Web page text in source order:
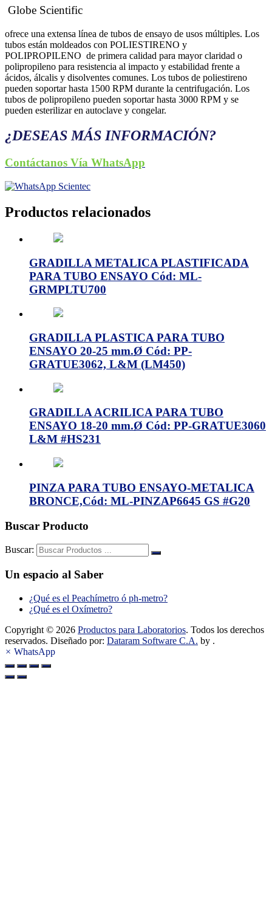
Globe Scientific
ofrece una extensa línea de tubos de ensayo de usos múltiples. Los
tubos están moldeados con POLIESTIRENO y
POLIPROPILENO de primera calidad para mayor claridad o
polipropileno para resistencia al impacto y estabilidad frente a
ácidos, álcalis y disolventes comunes. Los tubos de poliestireno
pueden soportar hasta 1500 RPM durante la centrifugación. Los
tubos de polipropileno pueden soportar hasta 3000 RPM y se
pueden esterilizar en autoclave y congelar.
¿DESEAS MÁS INFORMACIÓN?
Contáctanos Vía WhatsApp
Productos relacionados
GRADILLA METALICA PLASTIFICADA
PARA TUBO ENSAYO Cód: ML-
GRMPLTU700
GRADILLA PLASTICA PARA TUBO
ENSAYO 20-25 mm.Ø Cód: PP-
GRATUE3062, L&M (LM450)
GRADILLA ACRILICA PARA TUBO
ENSAYO 18-20 mm.Ø Cód: PP-GRATUE3060
L&M #HS231
PINZA PARA TUBO ENSAYO-METALICA
BRONCE,Cód: ML-PINZAP6645 GS #G20
Buscar Producto
Buscar:
Un espacio al Saber
¿Qué es el Peachímetro ó ph-metro?
¿Qué es el Oxímetro?
Copyright © 2026 Productos para Laboratorios. Todos los derechos
reservados. Diseñado por: Dataram Software C.A. by .
× WhatsApp